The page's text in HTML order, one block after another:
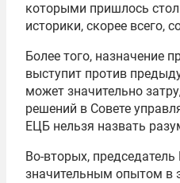
которыми пришлось
историки, скорее всего,
Более того, назначение
выступит против
может значительно
решений в Совете
ЕЦБ нельзя назвать
Во-вторых,
значительным опытом в